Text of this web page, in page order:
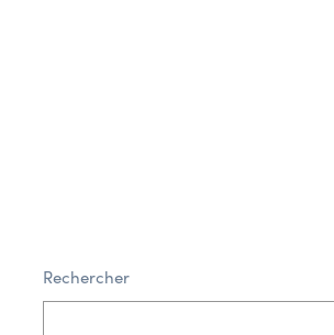
Post Comment
Rechercher